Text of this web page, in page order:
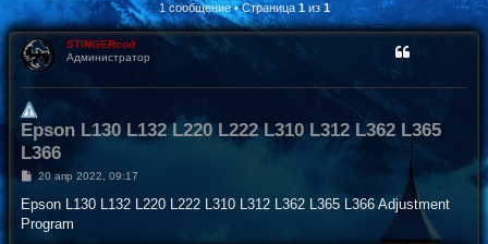
1 сообщение • Страница 1 из1
STINGERcod
Администратор
Epson L130 L132 L220 L222 L310 L312 L362 L365
L366
С
о
щ
20 апр 2022, 09:17
Epson L130 L132 L220 L222 L310 L312 L362 L365 L366 Adjustment
Program